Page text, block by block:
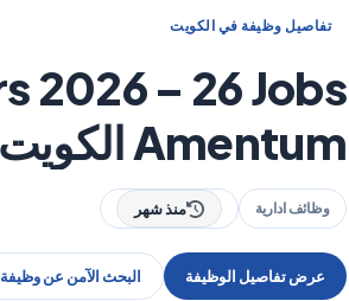
تفاصيل وظيفة في الكويت
Amentum الكويت 2026
وظائف ادارية منذ شهر
عرض تفاصيل الوظيفة البحث الآمن عن وظيفة